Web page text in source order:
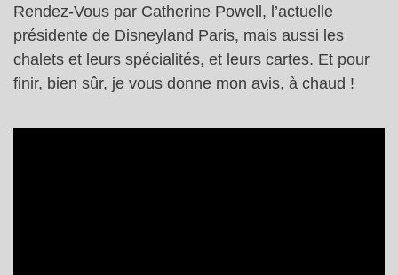
Rendez-Vous par Catherine Powell, l’actuelle
présidente de Disneyland Paris, mais aussi les
chalets et leurs spécialités, et leurs cartes. Et pour
finir, bien sûr, je vous donne mon avis, à chaud !